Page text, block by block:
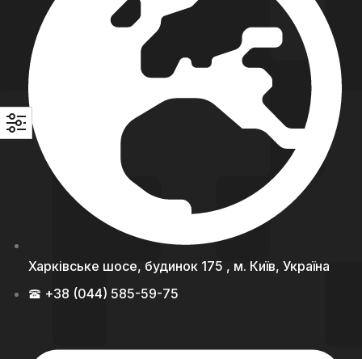
Харківське шосе, будинок 175 , м. Київ, Україна
+38 (044) 585-59-75